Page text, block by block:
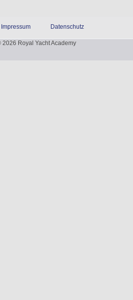
Impressum Datenschutz
Royal Yacht Academy